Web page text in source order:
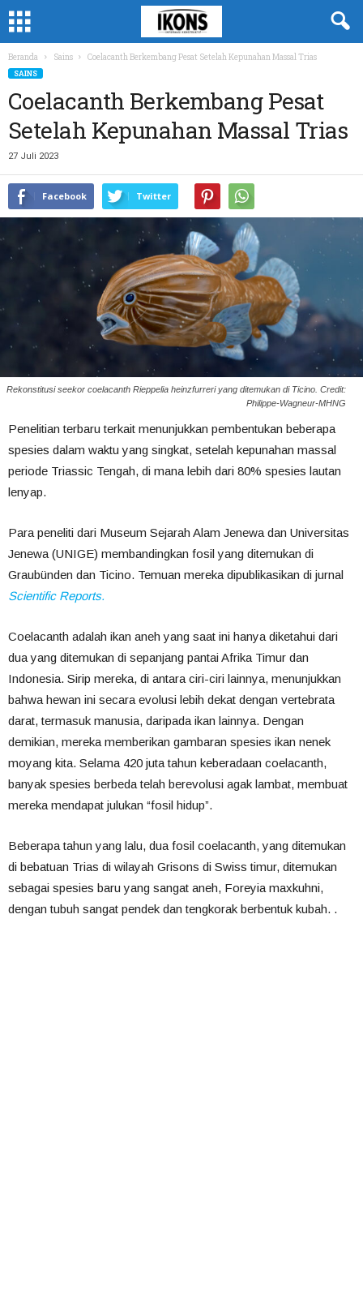
Beranda Sains Coelacanth Berkembang Pesat Setelah Kepunahan Massal Trias
SAINS
Coelacanth Berkembang Pesat
Setelah Kepunahan Massal Trias
27 Juli 2023
Facebook Twitter
Rekonstitusi seekor coelacanth Rieppelia heinzfurreri yang ditemukan di Ticino. Credit:
Philippe-Wagneur-MHNG
Penelitian terbaru terkait menunjukkan pembentukan beberapa
spesies dalam waktu yang singkat, setelah kepunahan massal
periode Triassic Tengah, di mana lebih dari 80% spesies lautan
lenyap.
Para peneliti dari Museum Sejarah Alam Jenewa dan Universitas
Jenewa (UNIGE) membandingkan fosil yang ditemukan di
Graubünden dan Ticino. Temuan mereka dipublikasikan di jurnal
Scientific Reports.
Coelacanth adalah ikan aneh yang saat ini hanya diketahui dari
dua yang ditemukan di sepanjang pantai Afrika Timur dan
Indonesia. Sirip mereka, di antara ciri-ciri lainnya, menunjukkan
bahwa hewan ini secara evolusi lebih dekat dengan vertebrata
darat, termasuk manusia, daripada ikan lainnya. Dengan
demikian, mereka memberikan gambaran spesies ikan nenek
moyang kita. Selama 420 juta tahun keberadaan coelacanth,
banyak spesies berbeda telah berevolusi agak lambat, membuat
mereka mendapat julukan “fosil hidup”.
Beberapa tahun yang lalu, dua fosil coelacanth, yang ditemukan
di bebatuan Trias di wilayah Grisons di Swiss timur, ditemukan
sebagai spesies baru yang sangat aneh, Foreyia maxkuhni,
dengan tubuh sangat pendek dan tengkorak berbentuk kubah. .